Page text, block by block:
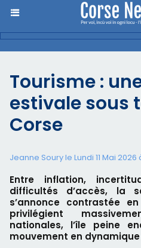
Tourisme :
estivale sous
Corse
Jeanne Soury le Lundi 11 Mai 2026
Entre inflation,
difficultés d’accès, la
s’annonce contrastée
privilégient
nationales, l’île peine
mouvement en dynamique